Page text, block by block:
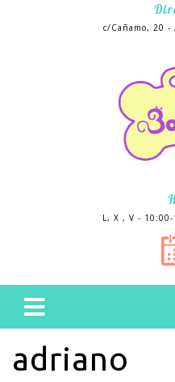
c/Cañamo, 20 -
L, X , V -
adriano